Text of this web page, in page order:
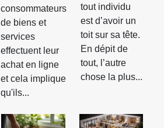
consommateurs
de biens et
services
effectuent leur
achat en ligne
et cela implique
qu'ils...
tout individu
est d’avoir un
toit sur sa tête.
En dépit de
tout, l’autre
chose la plus...